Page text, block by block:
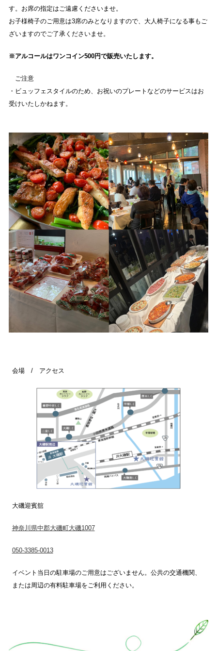
す。お席の指定はご遠慮くださいませ。
お子様椅子のご用意は3席のみとなりますので、大人椅子になる事もご
ざいますのでご了承くださいませ。
※アルコールはワンコイン500円で販売いたします。
ご注意
・ビュッフェスタイルのため、お祝いのプレートなどのサービスはお
受けいたしかねます。
会場 / アクセス
大磯迎賓舘
神奈川県中郡大磯町大磯1007
050-3385-0013
イベント当日の駐車場のご用意はございません。公共の交通機関、
または周辺の有料駐車場をご利用ください。